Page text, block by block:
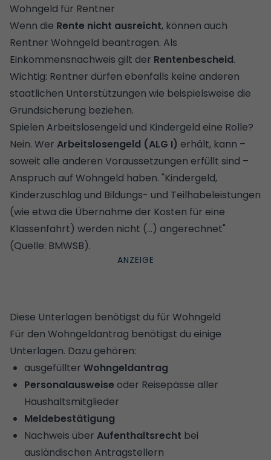
Wohngeld für Rentner
Wenn die Rente nicht ausreicht, können auch
Rentner Wohngeld beantragen. Als
Einkommensnachweis gilt der Rentenbescheid.
Wichtig: Rentner dürfen ebenfalls keine anderen
staatlichen Unterstützungen wie beispielsweise die
Grundsicherung beziehen.
Spielen Arbeitslosengeld und Kindergeld eine Rolle?
Nein. Wer Arbeitslosengeld (ALG I) erhält, kann –
soweit alle anderen Voraussetzungen erfüllt sind –
Anspruch auf Wohngeld haben. "Kindergeld,
Kinderzuschlag und Bildungs- und Teilhabeleistungen
(wie etwa die Übernahme der Kosten für eine
Klassenfahrt) werden nicht (...) angerechnet"
(Quelle: BMWSB).
Diese Unterlagen benötigst du für Wohngeld
Für den Wohngeldantrag benötigst du einige
Unterlagen. Dazu gehören:
ausgefüllter Wohngeldantrag
Personalausweise oder Reisepässe aller
Haushaltsmitglieder
Meldebestätigung
Nachweis über Aufenthaltsrecht bei
ausländischen Antragstellern